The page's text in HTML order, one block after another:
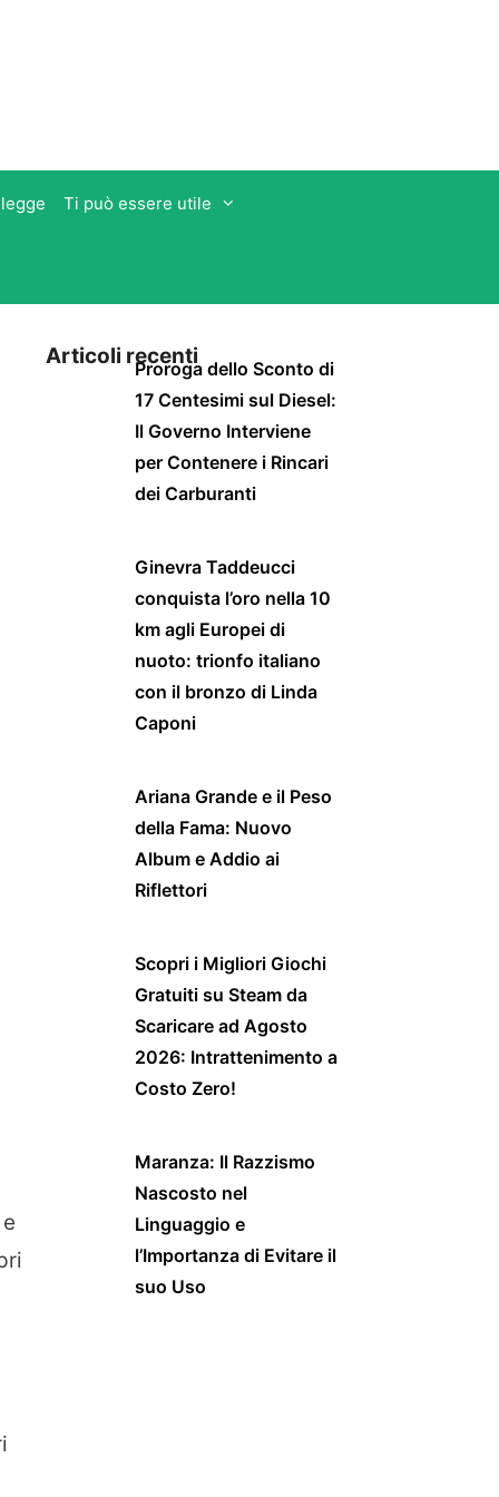
Ti può essere utile
Articoli recentiProroga dello Sconto di
17 Centesimi sul Diesel:
Il Governo Interviene
per Contenere i Rincari
dei Carburanti
Ginevra Taddeucci
conquista l’oro nella 10
km agli Europei di
nuoto: trionfo italiano
con il bronzo di Linda
Caponi
Ariana Grande e il Peso
della Fama: Nuovo
Album e Addio ai
Riflettori
Scopri i Migliori Giochi
Gratuiti su Steam da
Scaricare ad Agosto
2026: Intrattenimento a
Costo Zero!
Maranza: Il Razzismo
Nascosto nel
Linguaggio e
l’Importanza di Evitare il
suo Uso